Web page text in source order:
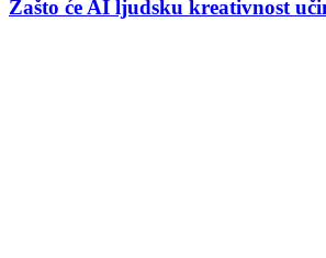
Zašto će AI ljudsku kreativnost